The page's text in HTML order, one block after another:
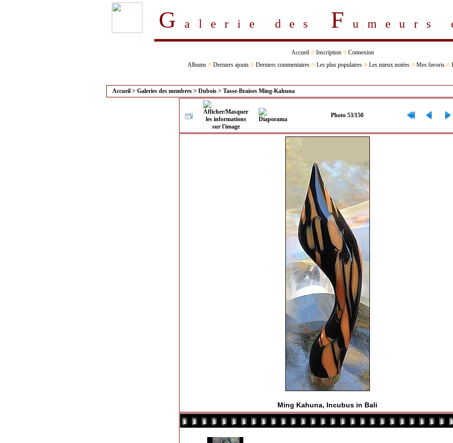
Galerie des Fumeurs
Accueil Inscription
Connexion
Albums
Derniers ajouts Derniers commentaires Les plus populaires Les mieux notées Mes favoris
Accueil > Galeries des membres > Dubois > Tasse-Braises Ming-Kahuna
Photo 53/150
Ming Kahuna, Incubus in Bali